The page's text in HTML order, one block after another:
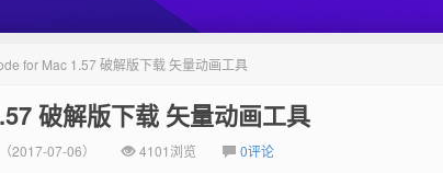
for Mac 1.57 破解版下载 矢量动画工具
破解版下载 矢量动画工具
2017-07-06） 4101浏览 0评论